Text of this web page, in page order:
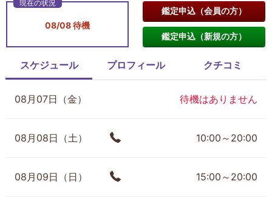
08/08 待機
鑑定申込（会員の方）
鑑定申込（新規の方）
スケジュール プロフィール クチコミ
08月07日（金） 待機はありません
08月08日（土） 10:00～20:00
08月09日（日） 15:00～20:00